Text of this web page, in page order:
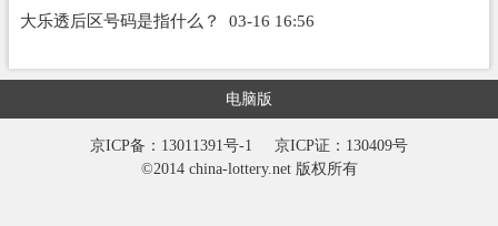
大乐透后区号码是指什么？ 03-16 16:56
电脑版
京ICP备：13011391号-1
京ICP证：130409号
©2014 china-lottery.net 版权所有